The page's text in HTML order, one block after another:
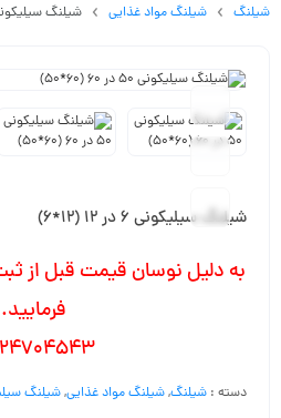
شیلنگ شیلنگ مواد غذایی شیلنگ سیلیکونی 6 در 12
شیلنگ سیلیکونی 6 در 12 (12*6)
به دلیل نوسان قیمت قبل از
فرمایید.
دسته : شیلنگ,شیلنگ مواد غذایی,شیلنگ